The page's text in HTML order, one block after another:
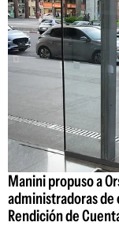
Manini propuso a
administradoras de
Rendición de